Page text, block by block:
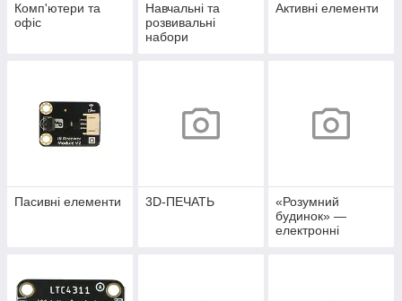
Комп'ютери та
офіс
Навчальні та
розвивальні
набори
Активні елементи
Пасивні елементи 3D-ПЕЧАТЬ
«Розумний
будинок» —
електронні